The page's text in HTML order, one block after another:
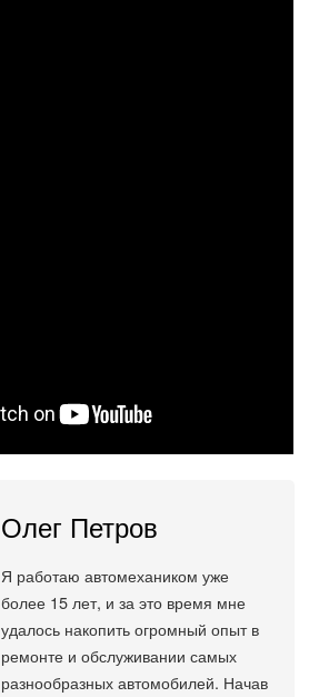
Олег Петров
Я работаю автомехаником уже
более 15 лет, и за это время мне
удалось накопить огромный опыт в
ремонте и обслуживании самых
разнообразных автомобилей. Начав